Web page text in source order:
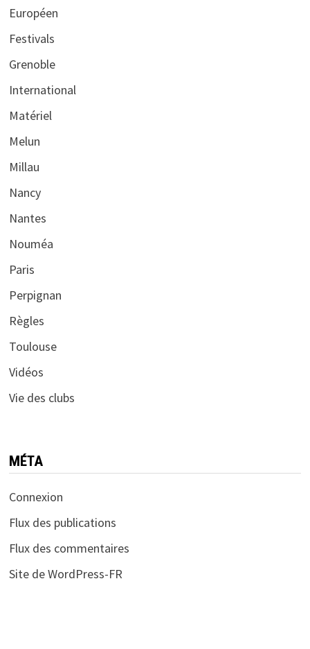
Européen
Festivals
Grenoble
International
Matériel
Melun
Millau
Nancy
Nantes
Nouméa
Paris
Perpignan
Règles
Toulouse
Vidéos
Vie des clubs
MÉTA
Connexion
Flux des publications
Flux des commentaires
Site de WordPress-FR